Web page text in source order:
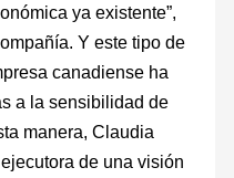
ya existente”,
Y este tipo de
canadiense ha
a la sensibilidad de
manera, Claudia
de una visión